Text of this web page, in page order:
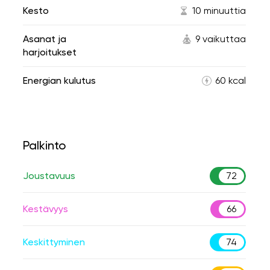
Kesto 10 minuuttia
Asanat ja
harjoitukset
9 vaikuttaa
Energian kulutus 60 kcal
Palkinto
Joustavuus 72
Kestävyys 66
Keskittyminen 74